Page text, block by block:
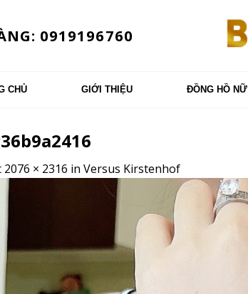
0919196760
CHỦ GIỚI THIỆU ĐỒNG HỒ NỮ
2076 × 2316 in Versus Kirstenhof